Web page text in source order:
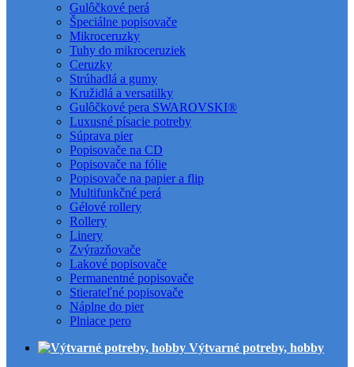
Gulôčkové perá
Špeciálne popisovače
Mikroceruzky
Tuhy do mikroceruziek
Ceruzky
Strúhadlá a gumy
Kružidlá a versatilky
Gulôčkové pera SWAROVSKI®
Luxusné písacie potreby
Súprava pier
Popisovače na CD
Popisovače na fólie
Popisovače na papier a flip
Multifunkčné perá
Gélové rollery
Rollery
Linery
Zvýrazňovače
Lakové popisovače
Permanentné popisovače
Stierateľné popisovače
Náplne do pier
Plniace pero
Výtvarné potreby, hobby